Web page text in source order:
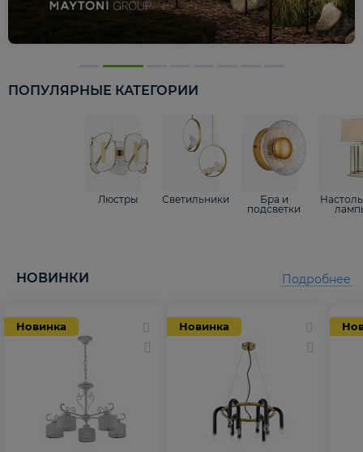
ПОПУЛЯРНЫЕ КАТЕГОРИИ
Люстры Светильники
Бра и
подсветки
НОВИНКИ
Новинка Новинка
Подробнее